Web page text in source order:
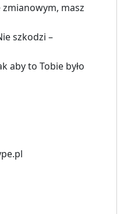
masz
szkodzi –
aby to Tobie było